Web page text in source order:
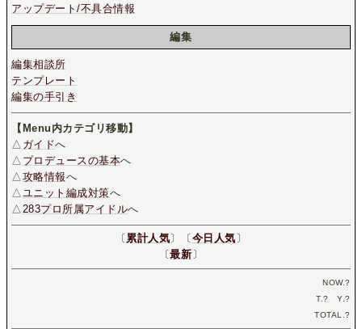
アップデート/不具合情報
編集
編集相談所
テンプレート
編集の手引き
【Menu内カテゴリ移動】
△ ガイドへ
△ プロデュースの基本へ
△ 攻略情報へ
△ ユニット編成対策へ
△ 283プロ所属アイドルへ
〔 累計人気〕〔 今日人気 〕
〔最新 〕
NOW.?
T.? Y.?
TOTAL.?